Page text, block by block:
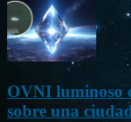
OVNI luminoso
sobre una